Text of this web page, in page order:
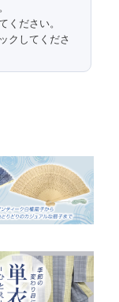
63（出し5）
ください。
クしてくださ